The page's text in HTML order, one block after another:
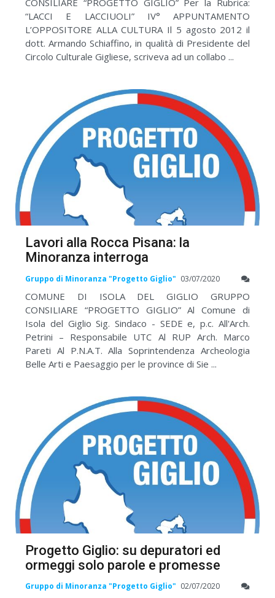
“LACCI E LACCIUOLI” IV° APPUNTAMENTO
L’OPPOSITORE ALLA CULTURA Il 5 agosto 2012 il
dott. Armando Schiaffino, in qualità di Presidente del
Circolo Culturale Gigliese, scriveva ad un collabo ...
Lavori alla Rocca Pisana: la
Minoranza interroga
Gruppo di Minoranza "Progetto Giglio" 03/07/2020
COMUNE DI ISOLA DEL GIGLIO GRUPPO
CONSILIARE “PROGETTO GIGLIO” Al Comune di
Isola del Giglio Sig. Sindaco - SEDE e, p.c. All'Arch.
Petrini – Responsabile UTC Al RUP Arch. Marco
Pareti Al P.N.A.T. Alla Soprintendenza Archeologia
Belle Arti e Paesaggio per le province di Sie ...
Progetto Giglio: su depuratori ed
ormeggi solo parole e promesse
Gruppo di Minoranza "Progetto Giglio" 02/07/2020